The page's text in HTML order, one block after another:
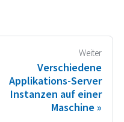
Weiter
Verschiedene
Applikations-Server
Instanzen auf einer
Maschine